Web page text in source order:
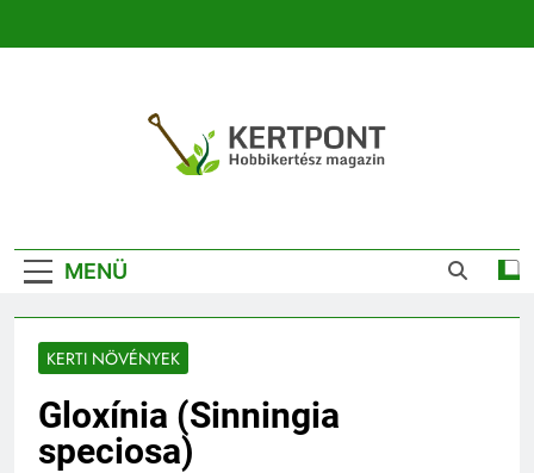
Kertészeti
Magazin |
Növénykereső És
Növényhatározó
MENÜ
KERTI NÖVÉNYEK
Gloxínia (Sinningia
speciosa)